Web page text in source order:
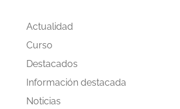
Actualidad
Curso
Destacados
Información destacada
Noticias